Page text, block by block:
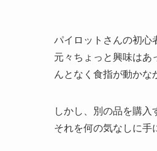
パイロットさんの初心
元々ちょっと興味はあ
んとなく食指が動かな
しかし、別の品を購入
それを何の気なしに